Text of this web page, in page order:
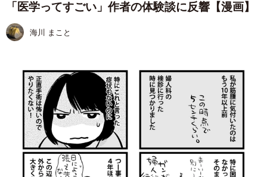
「医学ってすごい」作者の体験談に反響【漫画】
海川 まこと